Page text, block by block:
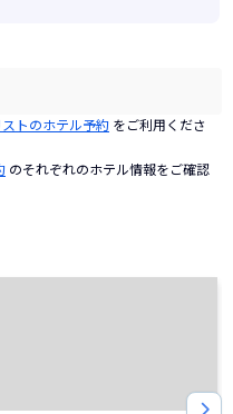
ストのホテル予約 をご利用くださ
のそれぞれのホテル情報をご確認